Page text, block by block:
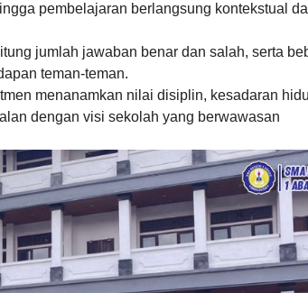
pembelajaran berlangsung kontekstual
jumlah jawaban benar dan salah, serta
teman-teman.
menanamkan nilai disiplin, kesadaran
dengan visi sekolah yang berwawasan